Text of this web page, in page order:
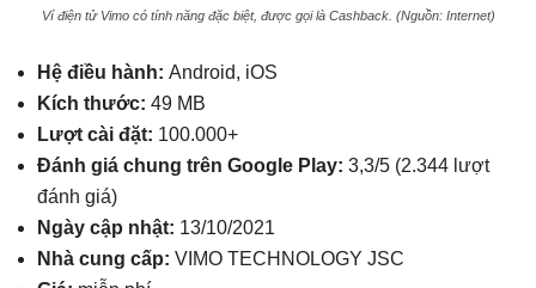
Ví điện tử Vimo có tính năng đặc biệt, được gọi là Cashback. (Nguồn: Internet)
Hệ điều hành: Android, iOS
Kích thước: 49 MB
Lượt cài đặt: 100.000+
Đánh giá chung trên Google Play: 3,3/5 (2.344 lượt
đánh giá)
Ngày cập nhật: 13/10/2021
Nhà cung cấp: VIMO TECHNOLOGY JSC